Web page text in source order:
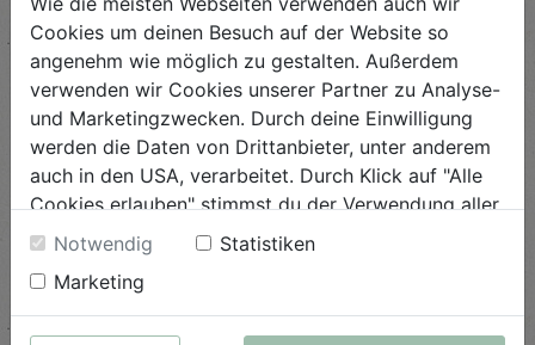
Ähnliche Rezepte
Cookies um deinen Besuch auf der Website so
angenehm wie möglich zu gestalten. Außerdem
verwenden wir Cookies unserer Partner zu Analyse-
und Marketingzwecken. Durch deine Einwilligung
werden die Daten von Drittanbieter, unter anderem
auch in den USA, verarbeitet. Durch Klick auf "Alle
Cookies erlauben" stimmst du der Verwendung aller
Cookies zu. Unter "Details anzeigen" findest du alle
Infos zu den unterschiedlichen Cookies, du kannst
auch entscheiden, welche Cookies du erlauben
möchtest.
Notwendig
Statistiken
Marketing